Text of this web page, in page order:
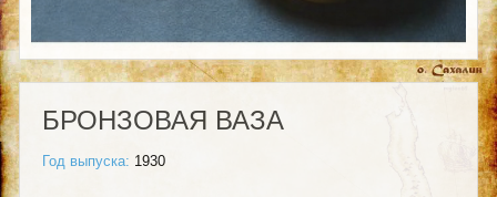
БРОНЗОВАЯ ВАЗА
Год выпуска: 1930